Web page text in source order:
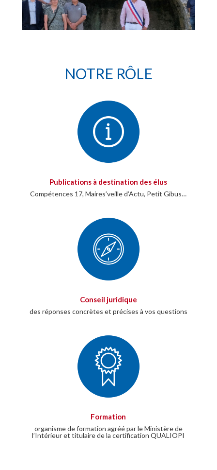
NOTRE RÔLE
Publications à destination des élus
Compétences 17, Maires’veille d’Actu, Petit Gibus…
Conseil juridique
des réponses concrètes et précises à vos questions
Formation
organisme de formation agréé par le Ministère de
l’Intérieur et titulaire de la certification QUALIOPI